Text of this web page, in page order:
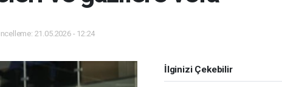
21.05.2026 - 12:24
İlginizi Çekebilir